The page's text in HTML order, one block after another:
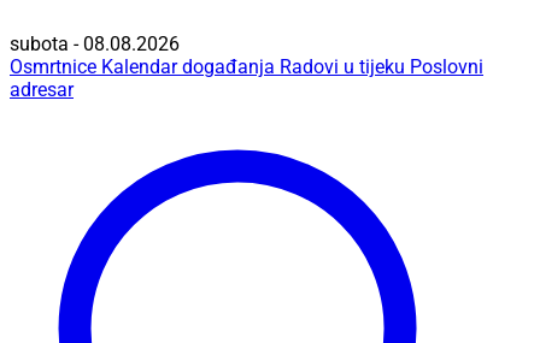
subota - 08.08.2026
Osmrtnice Kalendar događanja Radovi u tijeku Poslovni
adresar